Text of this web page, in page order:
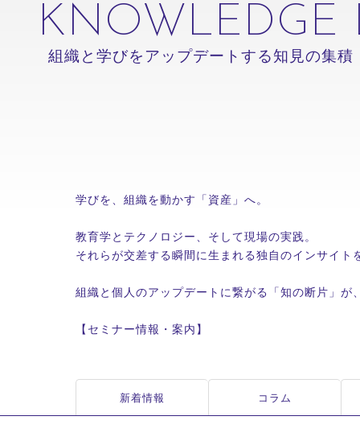
KNOWLEDGE
組織と学びをアップデートする知見の集積
学びを、組織を動かす「資産」へ。
教育学とテクノロジー、そして現場の実践。
それらが交差する瞬間に生まれる独自のインサイ
組織と個人のアップデートに繋がる「知の断片」
【セミナー情報・案内】
ニュース
新着情報 コラム